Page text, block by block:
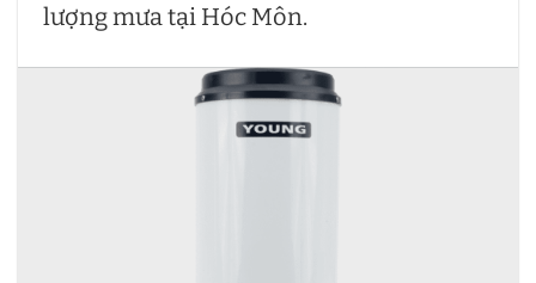
lượng mưa tại Hóc Môn.